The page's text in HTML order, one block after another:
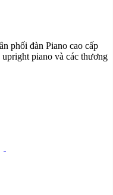
phối đàn Piano cao cấp
piano và các thương